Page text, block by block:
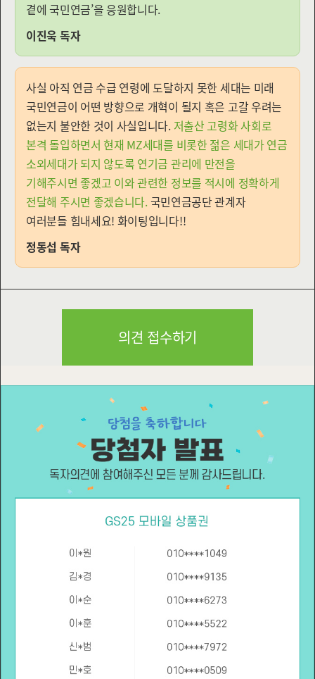
곁에 국민연금’을 응원합니다.
이진욱 독자
사실 아직 연금 수급 연령에 도달하지 못한 세대는 미래
국민연금이 어떤 방향으로 개혁이 될지 혹은 고갈 우려는
없는지 불안한 것이 사실입니다. 저출산 고령화 사회로
본격 돌입하면서 현재 MZ세대를 비롯한 젊은 세대가 연금
소외세대가 되지 않도록 연기금 관리에 만전을
기해주시면 좋겠고 이와 관련한 정보를 적시에 정확하게
전달해 주시면 좋겠습니다. 국민연금공단 관계자
여러분들 힘내세요! 화이팅입니다!!
정동섭 독자
의견 접수하기